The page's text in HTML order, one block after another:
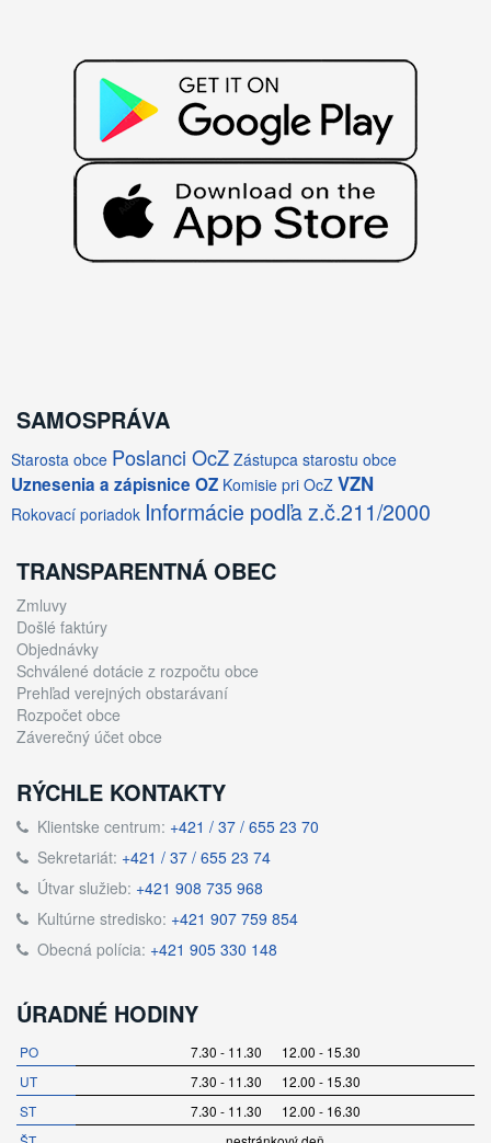
SAMOSPRÁVA
Starosta obce Poslanci OcZ Zástupca starostu obce
Uznesenia a zápisnice OZ Komisie pri OcZ VZN
Rokovací poriadok Informácie podľa z.č.211/2000
TRANSPARENTNÁ OBEC
Zmluvy
Došlé faktúry
Objednávky
Schválené dotácie z rozpočtu obce
Prehľad verejných obstarávaní
Rozpočet obce
Záverečný účet obce
RÝCHLE KONTAKTY
Klientske centrum: +421 / 37 / 655 23 70
Sekretariát: +421 / 37 / 655 23 74
Útvar služieb: +421 908 735 968
Kultúrne stredisko: +421 907 759 854
Obecná polícia: +421 905 330 148
ÚRADNÉ HODINY
PO
7.30 - 11.30 12.00 - 15.30
UT
7.30 - 11.30 12.00 - 15.30
ST
7.30 - 11.30 12.00 - 16.30